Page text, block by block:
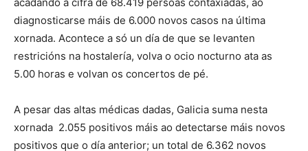
diagnosticarse máis de 6.000 novos casos na última
xornada. Acontece a só un día de que se levanten
restricións na hostalería, volva o ocio nocturno ata as
5.00 horas e volvan os concertos de pé.
A pesar das altas médicas dadas, Galicia suma nesta
xornada 2.055 positivos máis ao detectarse máis novos
positivos que o día anterior; un total de 6.362 novos